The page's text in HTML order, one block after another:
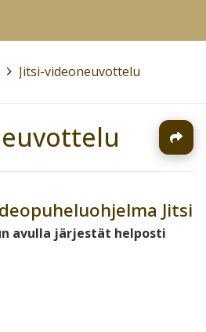
Jitsi-videoneuvottelu
Jitsi
avulla järjestät helposti